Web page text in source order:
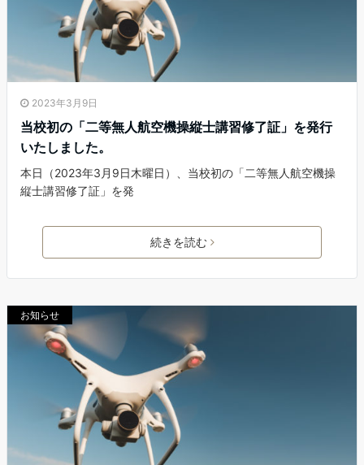
2023年3月9日
当校初の「二等無人航空機操縦士講習修了証」を発行
いたしました。
本日（2023年3月9日木曜日）、当校初の「二等無人航空機操
縦士講習修了証」を発
続きを読む
お知らせ